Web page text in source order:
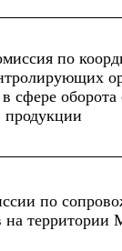
по
сфере оборота
продукции
по
территории